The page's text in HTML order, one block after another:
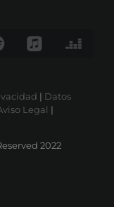
| Datos
Legal |
2022